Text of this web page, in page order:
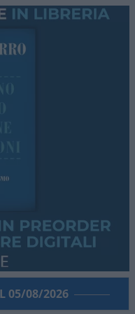
05/08/2026